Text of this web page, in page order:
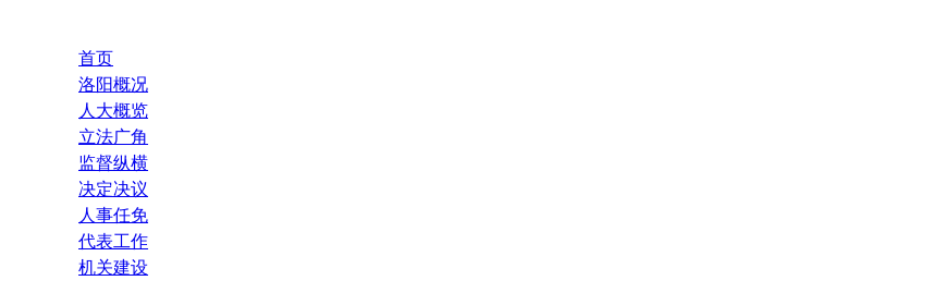
首页
洛阳概况
人大概览
立法广角
监督纵横
决定决议
人事任免
代表工作
机关建设